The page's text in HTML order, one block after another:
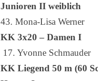
Junioren II weiblich
43. Mona-Lisa
KK 3x20 – Damen I
17. Yvonne
KK Liegend 50 m (60